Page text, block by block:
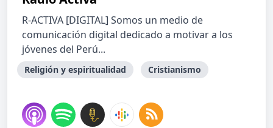
R-ACTIVA [DIGITAL] Somos un medio de
comunicación digital dedicado a motivar a los
jóvenes del Perú...
Religión y espiritualidad Cristianismo